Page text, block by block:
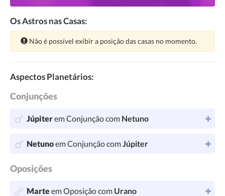
Os Astros nas Casas:
Atenção:
Não é possível exibir a posição das casas no momento.
Aspectos Planetários:
Conjunções
Júpiterem Conjunção com Netuno
Netunoem Conjunção comJúpiter
Oposições
Marteem Oposição com Urano